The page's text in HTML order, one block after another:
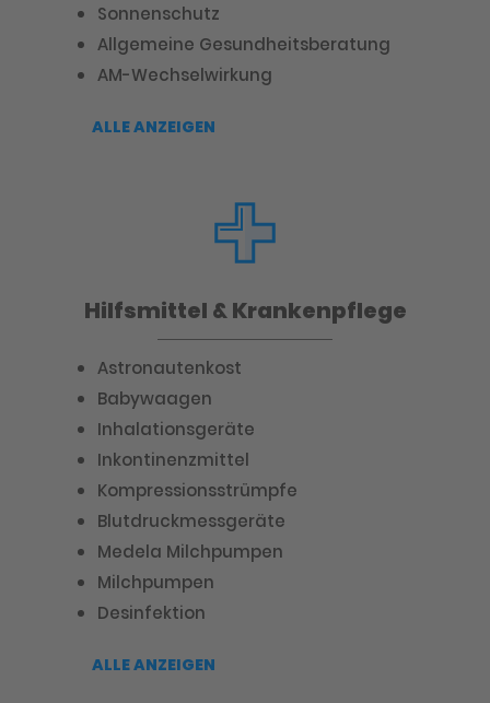
Sonnenschutz
Allgemeine Gesundheitsberatung
AM-Wechselwirkung
ALLE ANZEIGEN
Hilfsmittel & Krankenpflege
Astronautenkost
Babywaagen
Inhalationsgeräte
Inkontinenzmittel
Kompressionsstrümpfe
Blutdruckmessgeräte
Medela Milchpumpen
Milchpumpen
Desinfektion
ALLE ANZEIGEN